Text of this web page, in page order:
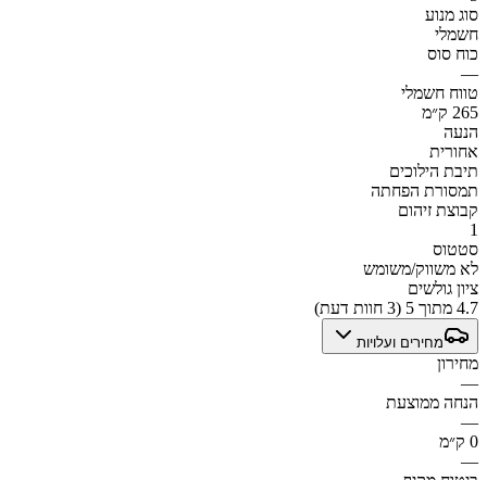
סוג מנוע
חשמלי
כוח סוס
—
טווח חשמלי
265 ק״מ
הנעה
אחורית
תיבת הילוכים
תמסורת הפחתה
קבוצת זיהום
1
סטטוס
לא משווק/משומש
ציון גולשים
4.7 מתוך 5 (3 חוות דעת)
מחירים ועלויות
מחירון
—
הנחה ממוצעת
—
0 ק״מ
—